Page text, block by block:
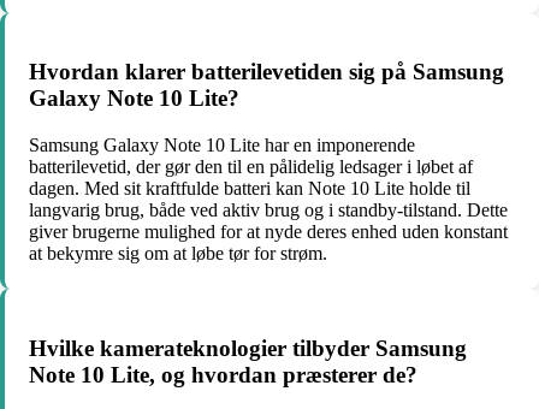
Hvordan klarer batterilevetiden sig på Samsung
Galaxy Note 10 Lite?
Samsung Galaxy Note 10 Lite har en imponerende
batterilevetid, der gør den til en pålidelig ledsager i løbet af
dagen. Med sit kraftfulde batteri kan Note 10 Lite holde til
langvarig brug, både ved aktiv brug og i standby-tilstand. Dette
giver brugerne mulighed for at nyde deres enhed uden konstant
at bekymre sig om at løbe tør for strøm.
Hvilke kamerateknologier tilbyder Samsung
Note 10 Lite, og hvordan præsterer de?